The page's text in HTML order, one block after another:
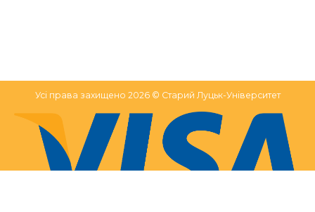
Усі права захищено 2026 © Старий Луцьк-Університет